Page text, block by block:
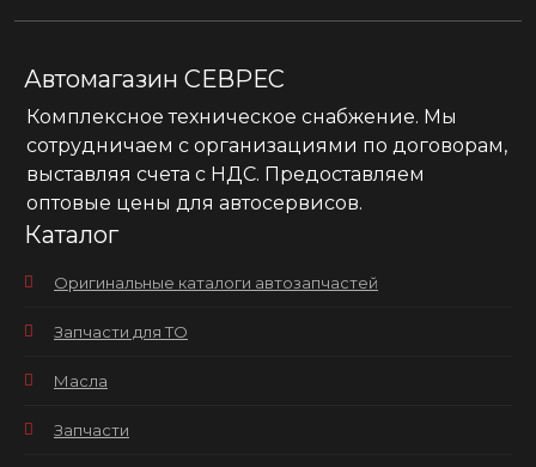
Автомагазин СЕВРЕС
Комплексное техническое снабжение. Мы
сотрудничаем с организациями по договорам,
выставляя счета с НДС. Предоставляем
оптовые цены для автосервисов.
Каталог
Оригинальные каталоги автозапчастей
Запчасти для ТО
Масла
Запчасти